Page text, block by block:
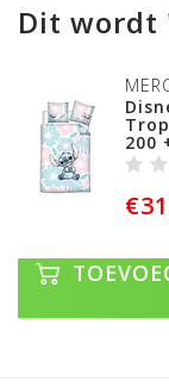
Dit wordt
200